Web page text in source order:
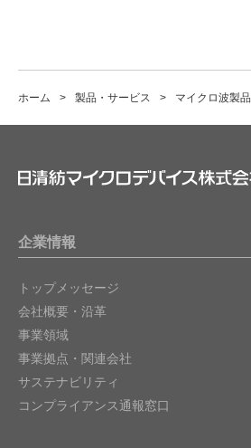
ホーム 製品・サービス マイクロ波製品
企業情報
トップメッセージ
会社概要・沿革
事業領域
事業拠点・関連会社
サステナビリティ
コンプライアンス通報窓口